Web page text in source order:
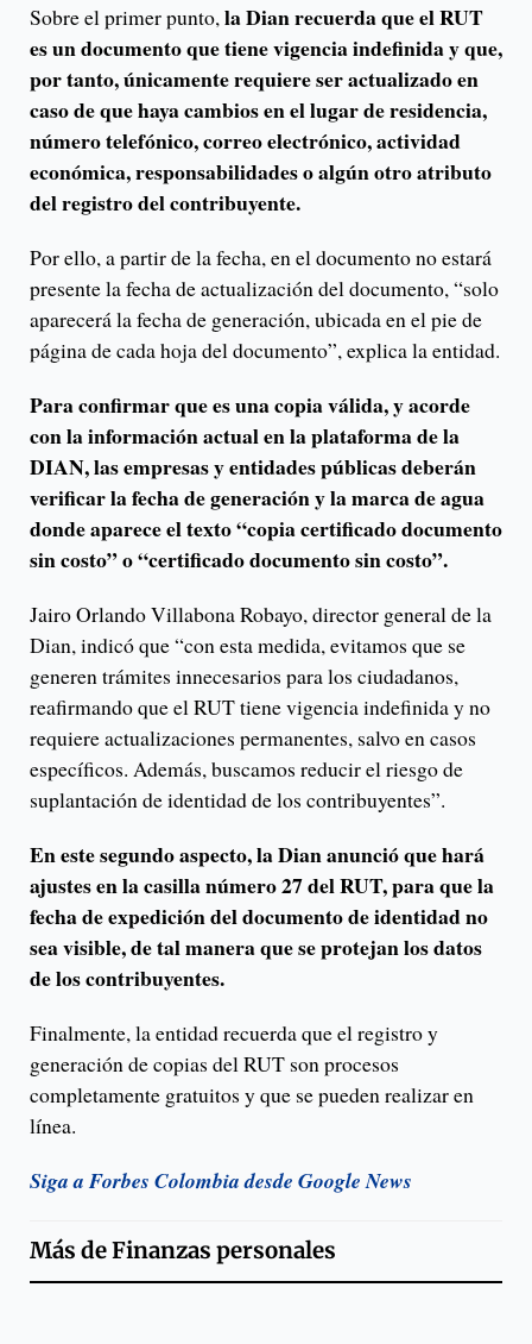
Sobre el primer punto,la Dian recuerda que el RUT
es un documento que tiene vigencia indefinida y que,
por tanto, únicamente requiere ser actualizado en
caso de que haya cambios en el lugar de residencia,
número telefónico, correo electrónico, actividad
económica, responsabilidades o algún otro atributo
del registro del contribuyente.
Por ello, a partir de la fecha, en el documento no estará
presente la fecha de actualización del documento, “solo
aparecerá la fecha de generación, ubicada en el pie de
página de cada hoja del documento”, explica la entidad.
Para confirmar que es una copia válida, y acorde
con la información actual en la plataforma de la
DIAN, las empresas y entidades públicas deberán
verificar la fecha de generación y la marca de agua
donde aparece el texto “copia certificado documento
sin costo” o “certificado documento sin costo”.
Jairo Orlando Villabona Robayo, director general de la
Dian, indicó que “con esta medida, evitamos que se
generen trámites innecesarios para los ciudadanos,
reafirmando que el RUT tiene vigencia indefinida y no
requiere actualizaciones permanentes, salvo en casos
específicos. Además, buscamos reducir el riesgo de
suplantación de identidad de los contribuyentes”.
En este segundo aspecto, la Dian anunció que hará
ajustes en la casilla número 27 del RUT, para que la
fecha de expedición del documento de identidad no
sea visible, de tal manera que se protejan los datos
de los contribuyentes.
Finalmente, la entidad recuerda que el registro y
generación de copias del RUT son procesos
completamente gratuitos y que se pueden realizar en
línea.
Siga a Forbes Colombia desde Google News
Más deFinanzas personales